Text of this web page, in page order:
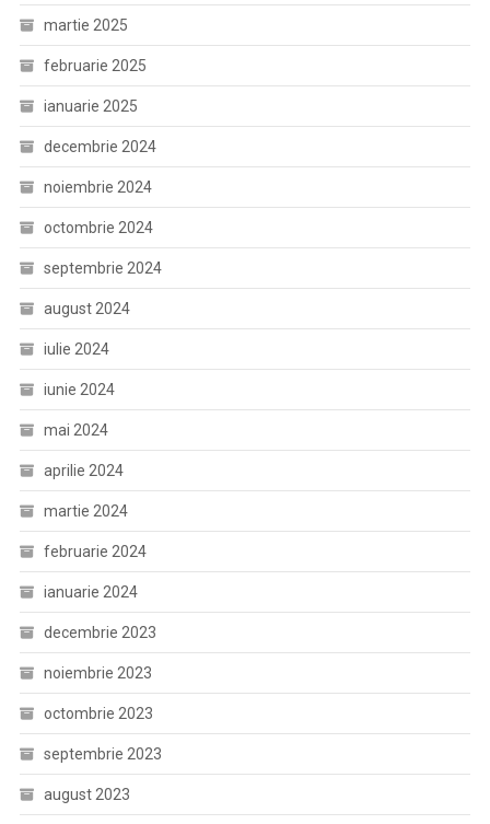
martie 2025
februarie 2025
ianuarie 2025
decembrie 2024
noiembrie 2024
octombrie 2024
septembrie 2024
august 2024
iulie 2024
iunie 2024
mai 2024
aprilie 2024
martie 2024
februarie 2024
ianuarie 2024
decembrie 2023
noiembrie 2023
octombrie 2023
septembrie 2023
august 2023